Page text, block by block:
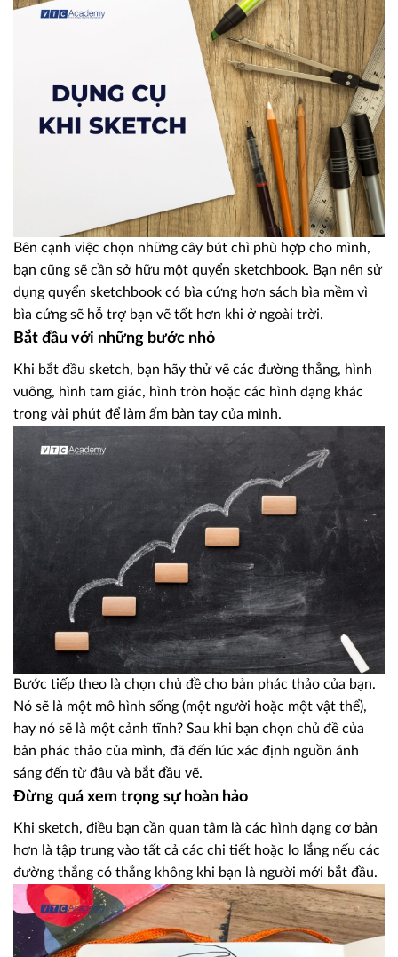
Bên cạnh việc chọn những cây bút chì phù hợp cho mình,
bạn cũng sẽ cần sở hữu một quyển sketchbook. Bạn nên sử
dụng quyển sketchbook có bìa cứng hơn sách bìa mềm vì
bìa cứng sẽ hỗ trợ bạn vẽ tốt hơn khi ở ngoài trời.
Bắt đầu với những bước nhỏ
Khi bắt đầu sketch, bạn hãy thử vẽ các đường thẳng, hình
vuông, hình tam giác, hình tròn hoặc các hình dạng khác
trong vài phút để làm ấm bàn tay của mình.
Bước tiếp theo là chọn chủ đề cho bản phác thảo của bạn.
Nó sẽ là một mô hình sống (một người hoặc một vật thể),
hay nó sẽ là một cảnh tĩnh? Sau khi bạn chọn chủ đề của
bản phác thảo của mình, đã đến lúc xác định nguồn ánh
sáng đến từ đâu và bắt đầu vẽ.
Đừng quá xem trọng sự hoàn hảo
Khi sketch, điều bạn cần quan tâm là các hình dạng cơ bản
hơn là tập trung vào tất cả các chi tiết hoặc lo lắng nếu các
đường thẳng có thẳng không khi bạn là người mới bắt đầu.